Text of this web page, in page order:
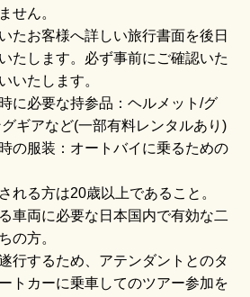
せん。
たお客様へ詳しい旅行書面を後日
たします。必ず事前にご確認いた
いたします。
に必要な持参品：ヘルメット/グ
ギアなど(一部有料レンタルあり)
の服装：オートバイに乗るための
れる方は20歳以上であること。
車両に必要な日本国内で有効な二
の方。
行するため、アテンダントとのタ
トカーに乗車してのツアー参加を